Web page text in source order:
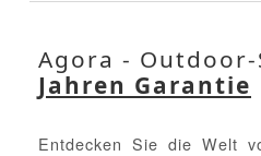
Agora -
Jahren Garantie
Entdecken Sie die Welt